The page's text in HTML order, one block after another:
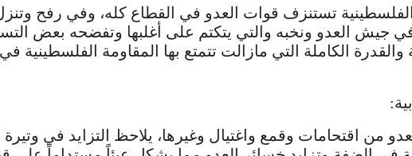
تستنزف قوات العدو في القطاع كله، وفي رفح
في جيش العدو ونخبه والتي يتكتم على أغلبها وتفضحه بعض
الكاملة التي مازالت تتمتع بها المقاومة الفلسطينية
من اقتحامات وقمع واغتيال وغيرها، يلاحظ التزايد في وتيرة